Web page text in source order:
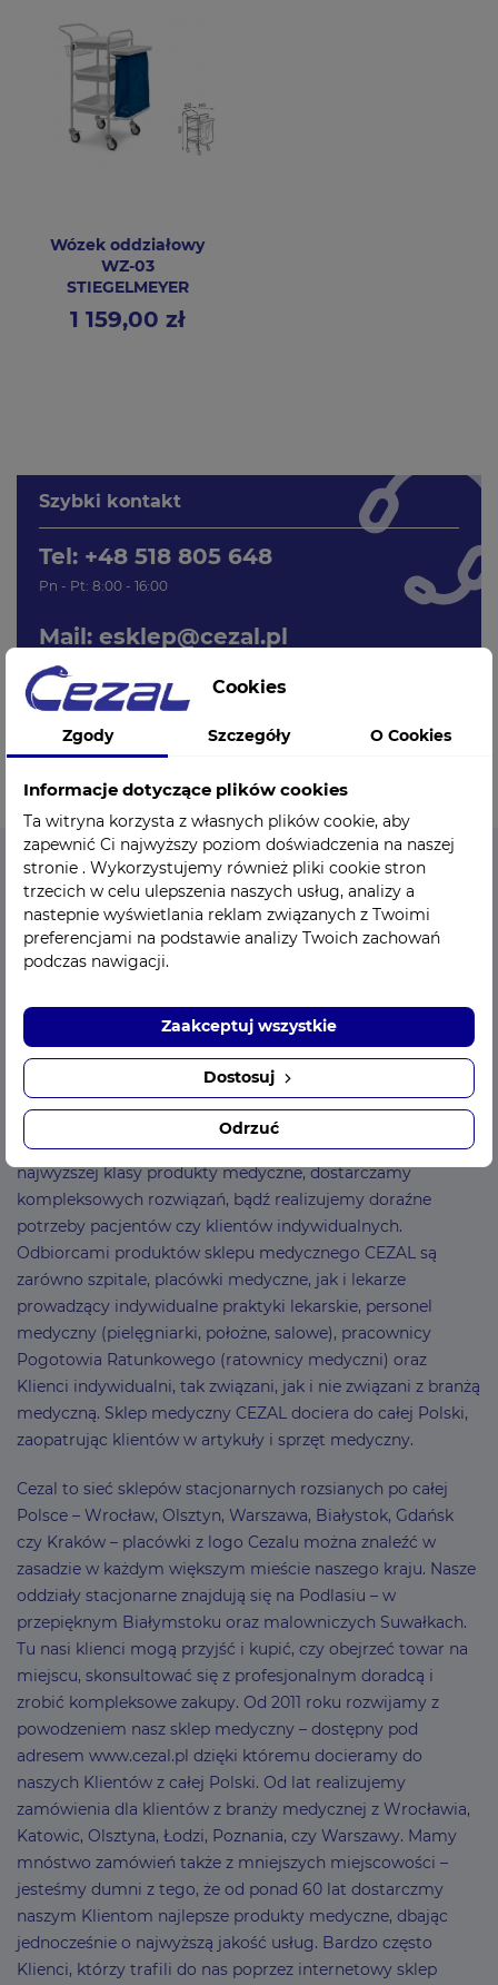
Szybki kontakt
Tel: +48 518 805 648
Pn - Pt: 8:00 - 16:00
Mail: esklep@cezal.pl
Wózek oddziałowy
WZ-03
STIEGELMEYER
Cena1 159,00 zł
CEZAL - Sklep medyczny
Sklep medyczny Cezal Sp. z o.o. to istniejący od 1949 roku
wszelkie potrzebne akcesoria i sprzęt medyczny. Po
przekształceniu w 1998 roku w spółkę z ograniczoną
odpowiedzialnością działamy dalej zaopatrując naszych
Klientów w akcesoria medyczne. Choć zmienił się profil
własności firmy, to nie zmieniła się jej podstawowa forma
działania – nadal zaopatrujemy branżę medyczną w
najwyższej klasy produkty medyczne, dostarczamy
kompleksowych rozwiązań, bądź realizujemy doraźne
potrzeby pacjentów czy klientów indywidualnych.
Odbiorcami produktów sklepu medycznego CEZAL są
zarówno szpitale, placówki medyczne, jak i lekarze
prowadzący indywidualne praktyki lekarskie, personel
medyczny (pielęgniarki, położne, salowe), pracownicy
Pogotowia Ratunkowego (ratownicy medyczni) oraz
Klienci indywidualni, tak związani, jak i nie związani z branżą
medyczną. Sklep medyczny CEZAL dociera do całej Polski,
zaopatrując klientów w artykuły i sprzęt medyczny.
Cezal to sieć sklepów stacjonarnych rozsianych po całej
Polsce – Wrocław, Olsztyn, Warszawa, Białystok, Gdańsk
czy Kraków – placówki z logo Cezalu można znaleźć w
zasadzie w każdym większym mieście naszego kraju. Nasze
oddziały stacjonarne znajdują się na Podlasiu – w
przepięknym Białymstoku oraz malowniczych Suwałkach.
Tu nasi klienci mogą przyjść i kupić, czy obejrzeć towar na
miejscu, skonsultować się z profesjonalnym doradcą i
zrobić kompleksowe zakupy. Od 2011 roku rozwijamy z
powodzeniem nasz sklep medyczny – dostępny pod
adresem www.cezal.pl dzięki któremu docieramy do
naszych Klientów z całej Polski. Od lat realizujemy
zamówienia dla klientów z branży medycznej z Wrocławia,
Katowic, Olsztyna, Łodzi, Poznania, czy Warszawy. Mamy
mnóstwo zamówień także z mniejszych miejscowości –
jesteśmy dumni z tego, że od ponad 60 lat dostarczmy
naszym Klientom najlepsze produkty medyczne, dbając
jednocześnie o najwyższą jakość usług. Bardzo często
Klienci, którzy trafili do nas poprzez internetowy sklep
Cookies
Zgody Szczegóły O Cookies
Informacje dotyczące plików cookies
Ta witryna korzysta z własnych plików cookie, aby
zapewnić Ci najwyższy poziom doświadczenia na naszej
stronie . Wykorzystujemy również pliki cookie stron
trzecich w celu ulepszenia naszych usług, analizy a
nastepnie wyświetlania reklam związanych z Twoimi
preferencjami na podstawie analizy Twoich zachowań
podczas nawigacji.
Odrzuć
Dostosuj
Zaakceptuj wszystkie